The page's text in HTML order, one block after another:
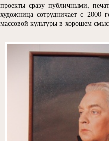
проекты сразу публичными,
художница сотрудничает с 2000
массовой культуры в хорошем